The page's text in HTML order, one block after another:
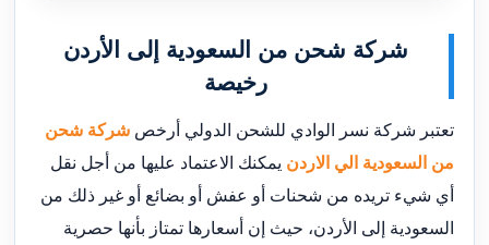
شركة شحن من السعودية إلى الأردن
رخيصة
تعتبر شركة نسر الوادي للشحن الدولي أرخصشركة شحن
من السعودية الي الاردنيمكنك الاعتماد عليها من أجل نقل
أي شيء تريده من شحنات أو عفش أو بضائع أو غير ذلك من
السعودية إلى الأردن، حيث إن أسعارها تمتاز بأنها حصرية